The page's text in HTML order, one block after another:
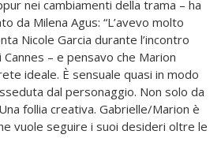
nei cambiamenti della trama – ha
da Milena Agus: “L’avevo molto
Nicole Garcia durante l’incontro
– e pensavo che Marion
ideale. È sensuale quasi in modo
dal personaggio. Non solo da
follia creativa. Gabrielle/Marion è
vuole seguire i suoi desideri oltre le